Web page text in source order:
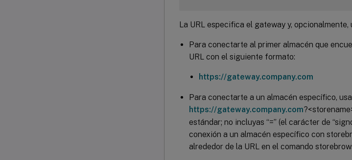
La URL especifica el gateway y, opcionalmente,
Para conectarte al primer almacén que
URL con el siguiente formato:
https://gateway.company.com
Para conectarte a un almacén específico,
https://gateway.company.com
estándar; no incluyas “=” (el carácter de
conexión a un almacén específico con
alrededor de la URL en el comando